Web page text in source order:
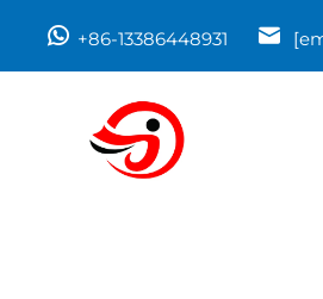
+86-13386448931